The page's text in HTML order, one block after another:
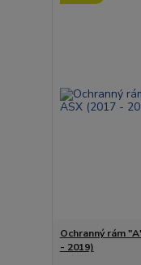
Ochranný rám
- 2019)